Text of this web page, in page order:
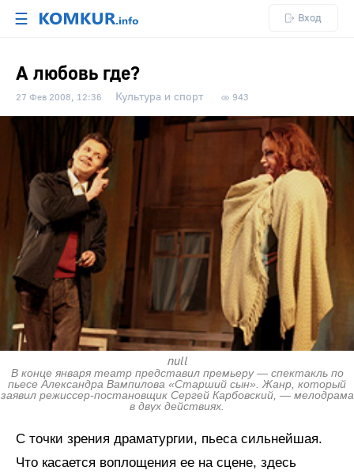
☰ Вход
А любовь где?
27 Фев 2008, 12:36 Культура и спорт 943
null
В конце января театр представил премьеру — спектакль по
пьесе Александра Вампилова «Старший сын». Жанр, который
заявил режиссер-постановщик Сергей Карбовский, — мелодрама
в двух действиях.
С точки зрения драматургии, пьеса сильнейшая.
Что касается воплощения ее на сцене, здесь